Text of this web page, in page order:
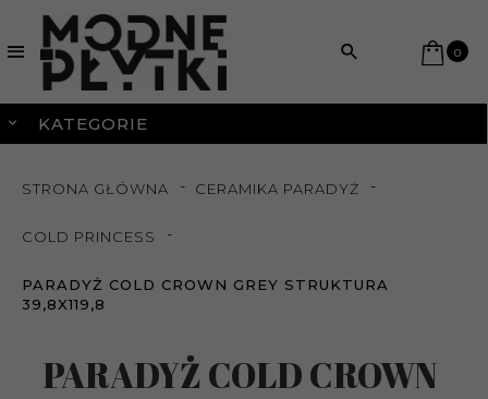
0
KATEGORIE
STRONA GŁÓWNA CERAMIKA PARADYŻ
COLD PRINCESS
PARADYŻ COLD CROWN GREY STRUKTURA
39,8X119,8
PARADYŻ COLD CROWN